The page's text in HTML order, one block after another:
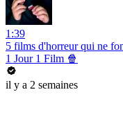
1:39
5 films d'horreur qui ne
1 Jour 1 Film 🍿
il y a 2 semaines